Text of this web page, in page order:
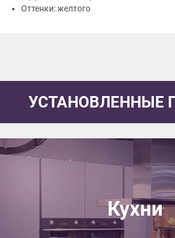
Оттенки: желтого
УСТАНОВЛЕННЫЕ
Кухни